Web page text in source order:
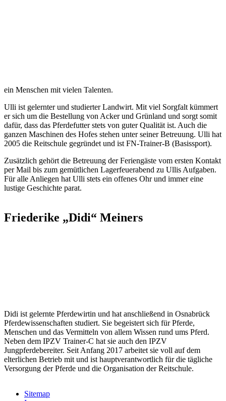
ein Menschen mit vielen Talenten.
Ulli ist gelernter und studierter Landwirt. Mit viel Sorgfalt kümmert
er sich um die Bestellung von Acker und Grünland und sorgt somit
dafür, dass das Pferdefutter stets von guter Qualität ist. Auch die
ganzen Maschinen des Hofes stehen unter seiner Betreuung. Ulli hat
2005 die Reitschule gegründet und ist FN-Trainer-B (Basissport).
Zusätzlich gehört die Betreuung der Feriengäste vom ersten Kontakt
per Mail bis zum gemütlichen Lagerfeuerabend zu Ullis Aufgaben.
Für alle Anliegen hat Ulli stets ein offenes Ohr und immer eine
lustige Geschichte parat.
Friederike „Didi“ Meiners
Didi ist gelernte Pferdewirtin und hat anschließend in Osnabrück
Pferdewissenschaften studiert. Sie begeistert sich für Pferde,
Menschen und das Vermitteln von allem Wissen rund ums Pferd.
Neben dem IPZV Trainer-C hat sie auch den IPZV
Jungpferdebereiter. Seit Anfang 2017 arbeitet sie voll auf dem
elterlichen Betrieb mit und ist hauptverantwortlich für die tägliche
Versorgung der Pferde und die Organisation der Reitschule.
Sitemap